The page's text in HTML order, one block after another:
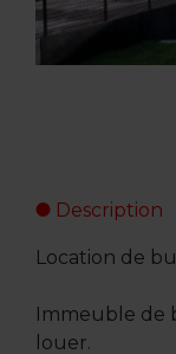
Description
Location de
Immeuble de
louer.